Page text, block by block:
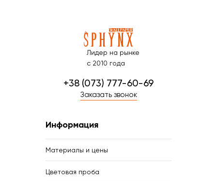
Лидер на рынке
с 2010 года
+38 (073) 777-60-69
Заказать звонок
Информация
Материалы и цены
Цветовая проба